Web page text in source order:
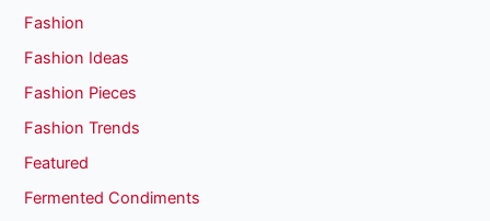
Fashion
Fashion Ideas
Fashion Pieces
Fashion Trends
Featured
Fermented Condiments